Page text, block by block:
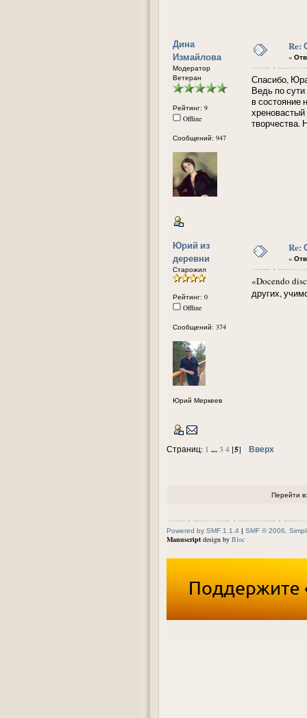
Дина
Измайлова
Модератор
Ветеран
Рейтинг: 9
Offline
Сообщений: 947
Re:
«
Спасибо,
Ведь по
в состояние
творчества.
Юрий из
деревни
Старожил
Рейтинг: 0
Offline
Сообщений: 374
Юрий Меркеев
Re:
«
«Docendo
других,
Страниц: 1 ... 3 4 [5] Вверх
Перейти в:
Powered by SMF 1.1.4 | SMF © 2006,
Manuscript design by Bloc